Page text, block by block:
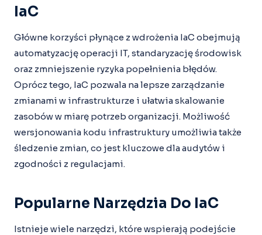
IaC
Główne korzyści płynące z wdrożenia IaC obejmują
automatyzację operacji IT, standaryzację środowisk
oraz zmniejszenie ryzyka popełnienia błędów.
Oprócz tego, IaC pozwala na lepsze zarządzanie
zmianami w infrastrukturze i ułatwia skalowanie
zasobów w miarę potrzeb organizacji. Możliwość
wersjonowania kodu infrastruktury umożliwia także
śledzenie zmian, co jest kluczowe dla audytów i
zgodności z regulacjami.
Popularne Narzędzia Do IaC
Istnieje wiele narzędzi, które wspierają podejście